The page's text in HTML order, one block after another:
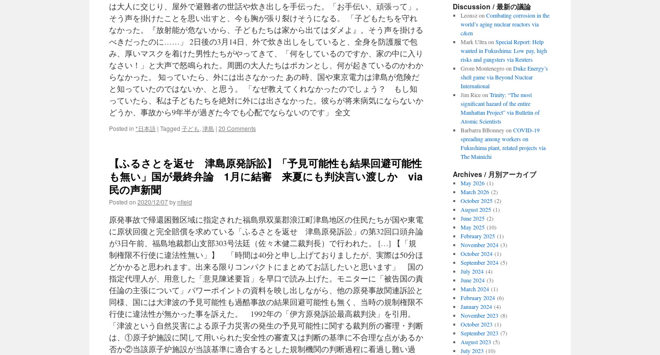
は大人に交じり、屋外で避難者の世話や炊き出しを手伝った。「お手伝い、頑張って」。
そう声を掛けたことを思い出すと、今も胸が張り裂けそうになる。 「子どもたちを守れ
なかった。『放射能が危ないから、子どもたちは家から出てはダメよ』。そう声を掛ける
べきだったのに……」 2日後の3月14日、外で炊き出しをしていると、全身を防護服で包
み、厚いマスクを着けた男性たちがやってきて、「何をしているのですか、家の中に入り
なさい！」と大声で怒鳴られた。周囲の大人たちはポカンとし、何が起きているのかわか
らなかった。 知っていたら、外には出さなかった あの時、国や東京電力は津島が危険だ
と知っていたのではないか、と思う。 「なぜ教えてくれなかったのでしょう？ もし知
っていたら、私は子どもたちを絶対に外には出さなかった。彼らが将来病気にならないか
どうか、事故から9年半が過ぎた今でも心配でならないのです」 全文
Posted in *日本語 | Tagged 子ども, 津島 | 20 Comments
【ふるさとを返せ 津島原発訴訟】「予見可能性も結果回避可能性
も無い」国が最終弁論 1月に結審 来夏にも判決言い渡しか via
民の声新聞
Posted on 2020/12/07by nfield
原発事故で帰還困難区域に指定された福島県双葉郡浪江町津島地区の住民たちが国や東電
に原状回復と完全賠償を求めている「ふるさとを返せ 津島原発訴訟」の第32回口頭弁論
が3日午前、福島地裁郡山支部303号法廷（佐々木健二裁判長）で行われた。 […] 【「規
制権限不行使に違法性無い」】 「時間は40分と申し上げておりましたが、実際は50分ほ
どかかると思われます。出来る限りコンパクトにまとめてお話したいと思います」 国の
指定代理人が、用意した「意見陳述要旨」を早口で読み上げた。モニターに「被告国の責
任論の主張について」パワーポイントの資料を映し出しながら、他の原発事故関連訴訟と
同様、国には大津波の予見可能性も過酷事故の結果回避可能性も無く、当時の規制権限不
行使に違法性が無かった事を訴えた。 1992年の「伊方原発訴訟最高裁判決」を引用。
「津波という自然災害による原子力災害の発生の予見可能性に関する裁判所の審理・判断
は、①原子炉施設に関して用いられた安全性の審査又は判断の基準に不合理な点があるか
否か②当該原子炉施設が当該基準に適合するとした規制機関の判断過程に看過し難い過
Discussion / 最新の議論
Leonszon Combating corrosion in the
world’s aging nuclear reactors via
c&en
Mark Ultraon Special Report: Help
wanted in Fukushima: Low pay, high
risks and gangsters via Reuters
Grom Montenegroon Duke Energy’s
shell game via Beyond Nuclear
International
Jim Riceon Trinity: “The most
significant hazard of the entire
Manhattan Project” via Bulletin of
Atomic Scientists
Barbarra BBonneyon COVID-19
spreading among workers on
Fukushima plant, related projects via
The Mainichi
Archives / 月別アーカイブ
May 2026(1)
March 2026(2)
October 2025(2)
August 2025(1)
June 2025(2)
May 2025(10)
February 2025(1)
November 2024(3)
October 2024(1)
September 2024(5)
July 2024(4)
June 2024(3)
March 2024(1)
February 2024(6)
January 2024(4)
November 2023 (8)
October 2023 (1)
September 2023 (7)
August 2023 (5)
July 2023 (10)